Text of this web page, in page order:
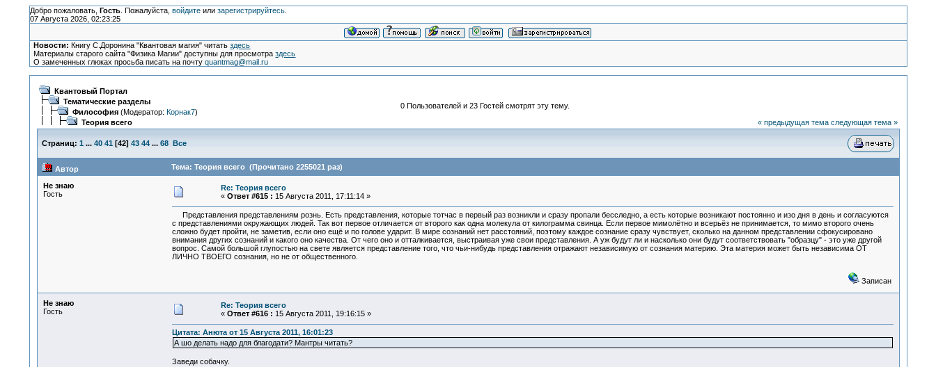
Добро пожаловать, Гость. Пожалуйста, войдитеили зарегистрируйтесь.
07 Августа 2026, 02:23:25
Новости: Книгу С.Доронина "Квантовая магия" читатьздесь
Материалы старого сайта "Физика Магии" доступны для просмотраздесь
О замеченных глюках просьба писать на почтуquantmag@mail.ru
Квантовый Портал
Тематические разделы
Философия(Модератор: Корнак7)
Теория всего
0 Пользователей и 23 Гостей смотрят эту тему.
« предыдущая тема следующая тема »
Страниц: 1 ... 40 41 [42] 43 44 ... 68 Все
Автор Тема: Теория всего (Прочитано 2255021 раз)
Не знаю
Гость
Re: Теория всего
« Ответ #615 : 15 Августа 2011, 17:11:14 »
Представления представлениям рознь. Есть представления, которые тотчас в первый раз возникли и сразу пропали бесследно, а есть которые возникают постоянно и изо дня в день и согласуются
с представлениями окружающих людей. Так вот первое отличается от второго как одна молекула от килограмма свинца. Если первое мимолётно и всерьёз не принимается, то мимо второго очень
сложно будет пройти, не заметив, если оно ещё и по голове ударит. В мире сознаний нет расстояний, поэтому каждое сознание сразу чувствует, сколько на данном представлении сфокусировано
внимания других сознаний и какого оно качества. От чего оно и отталкивается, выстраивая уже свои представления. А уж будут ли и насколько они будут соответствовать "образцу" - это уже другой
вопрос. Самой большой глупостью на свете является представление того, что чьи-нибудь представления отражают независимую от сознания материю. Эта материя может быть независима ОТ
ЛИЧНО ТВОЕГО сознания, но не от общественного.
Записан
Не знаю
Гость
Re: Теория всего
« Ответ #616 : 15 Августа 2011, 19:16:15 »
Цитата: Анюта от 15 Августа 2011, 16:01:23
А шо делать надо для благодати? Мантры читать?
Заведи собачку.